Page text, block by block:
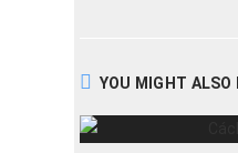
YOU MIGHT ALSO